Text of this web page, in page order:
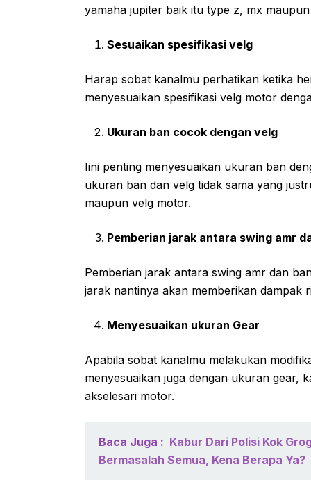
yamaha jupiter baik itu type z, mx
Sesuaikan spesifikasi velg
Harap sobat kanalmu perhatikan ketika
menyesuaikan spesifikasi velg motor
Ukuran ban cocok dengan velg
Iini penting menyesuaikan ukuran ban
ukuran ban dan velg tidak sama yang
maupun velg motor.
Pemberian jarak antara swing amr
Pemberian jarak antara swing amr dan
jarak nantinya akan memberikan dampak
Menyesuaikan ukuran Gear
Apabila sobat kanalmu melakukan
menyesuaikan juga dengan ukuran gear,
akselesari motor.
Baca Juga : Kabur Dari Polisi Kok
Bermasalah Semua, Kena Berapa Ya?